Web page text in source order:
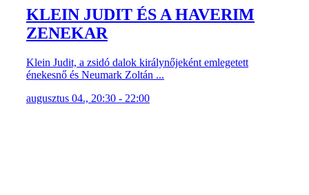
KLEIN JUDIT ÉS A HAVERIM
ZENEKAR
Klein Judit, a zsidó dalok királynőjeként emlegetett
énekesnő és Neumark Zoltán ...
augusztus 04., 20:30 - 22:00